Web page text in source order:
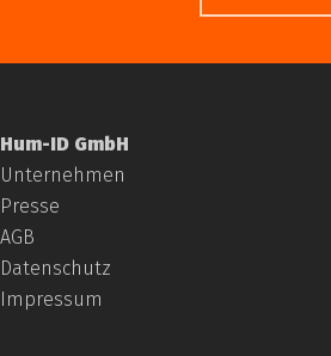
Hum-ID GmbH
Unternehmen
Presse
AGB
Datenschutz
Impressum